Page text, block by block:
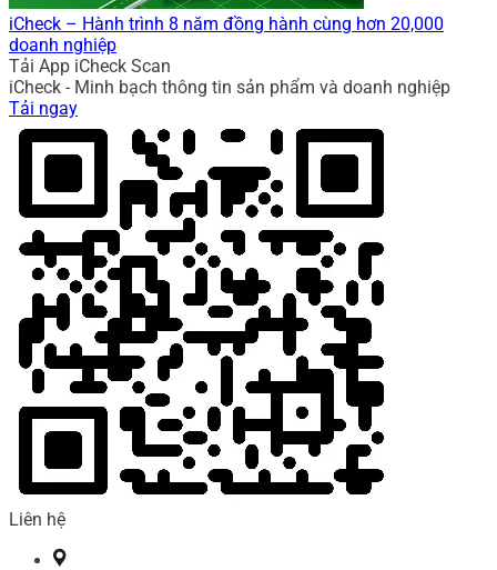
iCheck – Hành trình 8 năm đồng hành cùng hơn 20,000
doanh nghiệp
Tải App iCheck Scan
iCheck - Minh bạch thông tin sản phẩm và doanh nghiệp
Tải ngay
Liên hệ